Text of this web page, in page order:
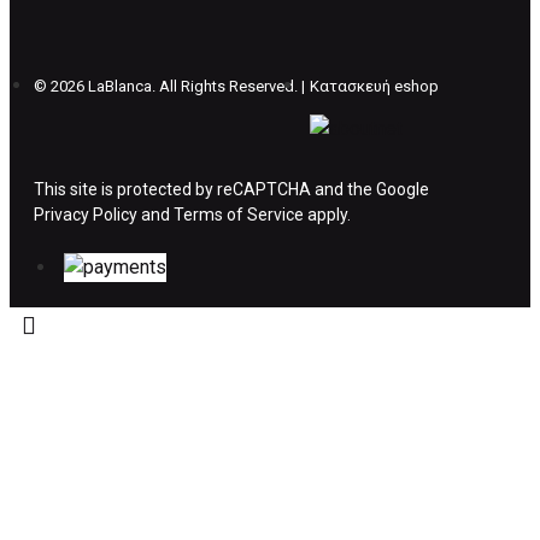
ΔΙΚΑΙΩΜΑ ΥΠΑΝΑΧΩΡΗΣΗΣ-ΕΠΙΣΤΡΟΦΗ
Η επιστροφή χρημάτων ακολουθείται στις
Το προϊόν θα πρέπει να βρίσκεται στην αρχική
© 2026 LaBlanca. All Rights Reserved. | Κατασκευή eshop
This site is protected by reCAPTCHA and the Google
Privacy Policyand Terms of Service apply.